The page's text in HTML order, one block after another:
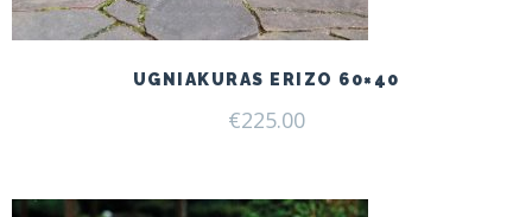
UGNIAKURAS ERIZO 60×40
€225.00